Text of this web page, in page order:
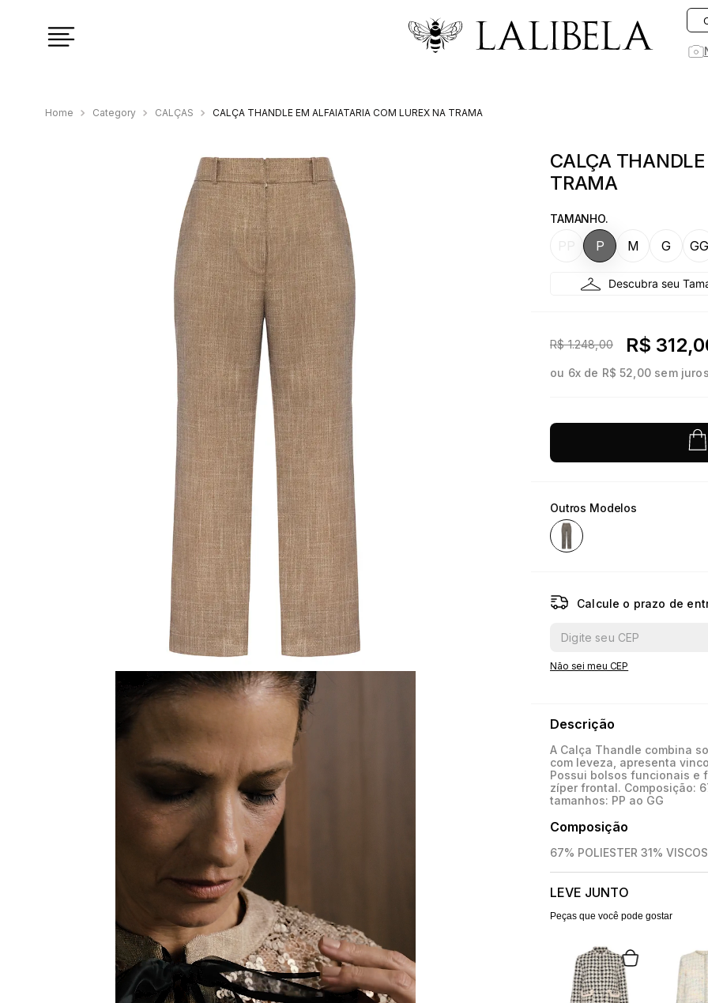
O que você está procurando hoje?
Category CALÇAS CALÇA THANDLE EM ALFAIATARIA COM LUREX NA TRAMA
CALÇA
TRAMA
TAMANHO.
G GG
M
P
R$ 1.248,00 R$
ou 6x de R$ 52,00 sem juros
Outros Modelos
Calcule o prazo de
Não sei meu CEP
Descrição
A Calça Thandle combina
com leveza, apresenta
Possui bolsos funcionais e
zíper frontal. Composição:
tamanhos: PP ao GG
Composição
67% POLIESTER 31%
LEVE JUNTO
Peças que você pode gostar